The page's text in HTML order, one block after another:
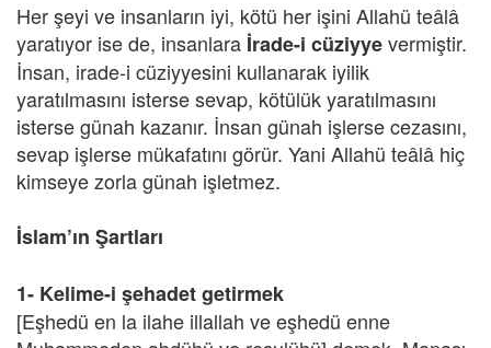
Her şeyi ve insanların iyi, kötü her işini Allahü teâlâ
yaratıyor ise de, insanlara İrade-i cüziyyevermiştir.
İnsan, irade-i cüziyyesini kullanarak iyilik
yaratılmasını isterse sevap, kötülük yaratılmasını
isterse günah kazanır. İnsan günah işlerse cezasını,
sevap işlerse mükafatını görür. Yani Allahü teâlâ hiç
kimseye zorla günah işletmez.
İslam’ın Şartları
1- Kelime-i şehadet getirmek
[Eşhedü en la ilahe illallah ve eşhedü enne